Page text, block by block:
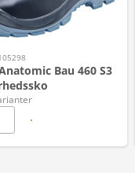
Bau 460 S3